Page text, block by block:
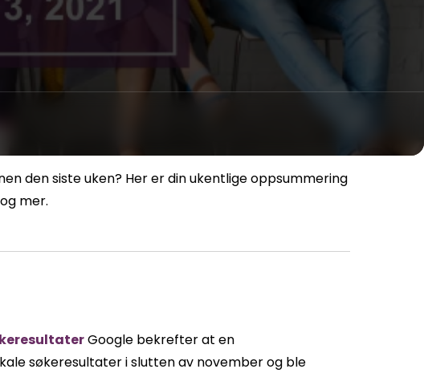
den siste uken? Her er din ukentlige oppsummering
mer.
Google bekrefter at en
søkeresultater i slutten av november og ble